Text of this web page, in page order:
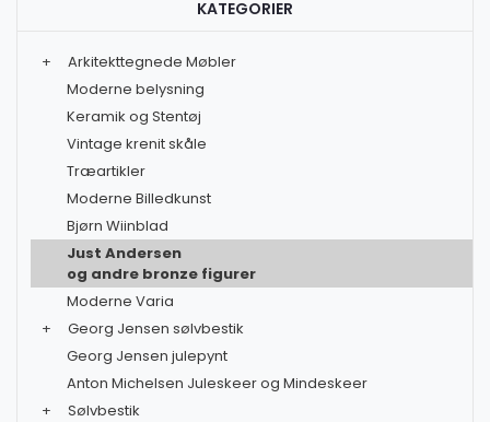
KATEGORIER
+
Arkitekttegnede Møbler
Moderne belysning
Keramik og Stentøj
Vintage krenit skåle
Træartikler
Moderne Billedkunst
Bjørn Wiinblad
Just Andersen
og andre bronze figurer
Moderne Varia
+
Georg Jensen sølvbestik
Georg Jensen julepynt
Anton Michelsen Juleskeer og Mindeskeer
+
Sølvbestik